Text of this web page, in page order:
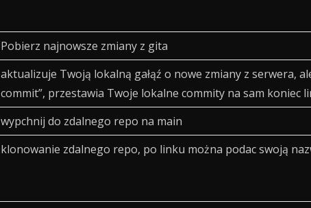
Pobierz najnowsze zmiany z gita
aktualizuje Twoją lokalną gałąź o nowe zmiany z serwera,
commit”, przestawia Twoje lokalne commity na sam koniec
wypchnij do zdalnego repo na main
klonowanie zdalnego repo, po linku można podac swoją